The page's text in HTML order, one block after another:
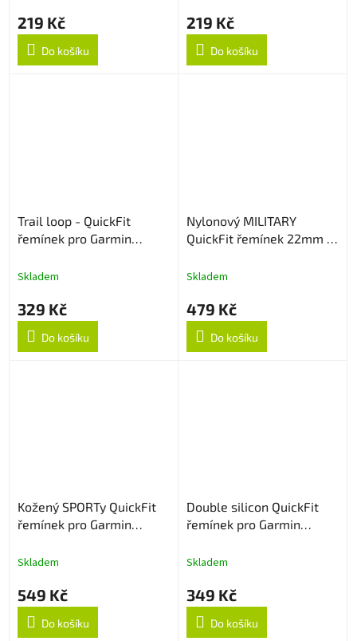
219 Kč
Do košíku
219 Kč
Do košíku
Trail loop - QuickFit
řemínek pro Garmin
Skladem
329 Kč
Do košíku
Nylonový MILITARY
QuickFit řemínek 22mm -
Skladem
479 Kč
Do košíku
Kožený SPORTy QuickFit
řemínek pro Garmin
Skladem
549 Kč
Do košíku
Double silicon QuickFit
řemínek pro Garmin
Skladem
349 Kč
Do košíku